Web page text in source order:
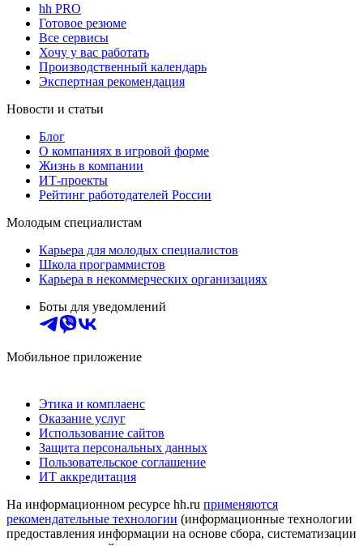
hh PRO
Готовое резюме
Все сервисы
Хочу у вас работать
Производственный календарь
Экспертная рекомендация
Новости и статьи
Блог
О компаниях в игровой форме
Жизнь в компании
ИТ-проекты
Рейтинг работодателей России
Молодым специалистам
Карьера для молодых специалистов
Школа программистов
Карьера в некоммерческих организациях
Боты для уведомлений
Мобильное приложение
Этика и комплаенс
Оказание услуг
Использование сайтов
Защита персональных данных
Пользовательское соглашение
ИТ аккредитация
На информационном ресурсе hh.ru применяются
рекомендательные технологии (информационные технологии
предоставления информации на основе сбора, систематизации